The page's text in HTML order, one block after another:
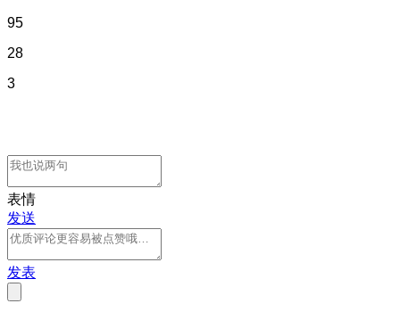
95
28
3
表情
发送
发表